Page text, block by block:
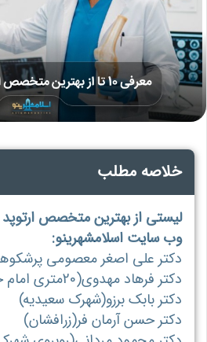
خلاصه مطلب
لیستی از بهترین متخصص ارتوپد
وب سایت اسلامشهرینو:
دکتر علی اصغر معصومی
دکتر فرهاد مهدوی(20متری امام خمینی)
دکتر بابک برزو(شهرک سعیدیه)
دکتر حسن آرمان فر(زرافشان)